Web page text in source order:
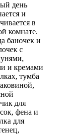
день
и
в
комнате.
баночек и
с
и кремами
тумба
для
фена и
для